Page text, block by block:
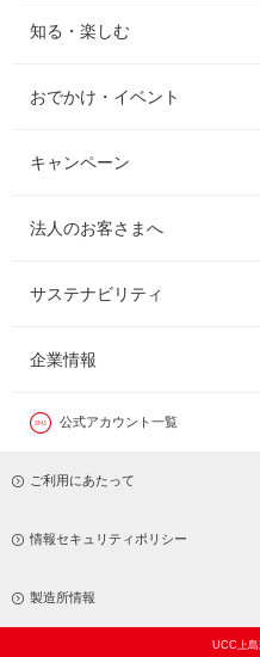
レギュラーコーヒー
インスタントコーヒー
ドリップポッド
知る・楽しむ
知る・楽しむ一覧
おいしいコーヒーの淹れ方
コーヒー百科
レシピ
おでかけ・イベント
おでかけ・イベント情報一覧
UCCコーヒー博物館
UCCコーヒーアカデミー
工場見学
東京ディズニーリゾート®︎
カフェのお仕事体験
キャンペーン
法人のお客さまへ
サステナビリティ
サステナビリティ
サステナビリティ教育
企業情報
企業情報一覧
パーパス ＆ バリュー
公式アカウント一覧
ご利用にあたって
情報セキュリティポリシー
製造所情報
UCC上島